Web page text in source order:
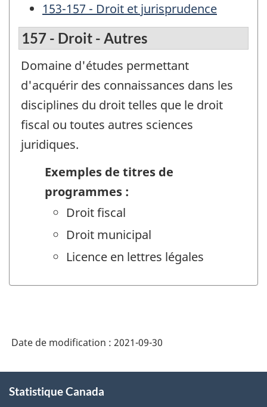
153-157 - Droit et jurisprudence
157 - Droit - Autres
Domaine d'études permettant
d'acquérir des connaissances dans les
disciplines du droit telles que le droit
fiscal ou toutes autres sciences
juridiques.
Exemples de titres de
programmes :
Droit fiscal
Droit municipal
Licence en lettres légales
Date de modification : 2021-09-30
propos
Statistique Canada